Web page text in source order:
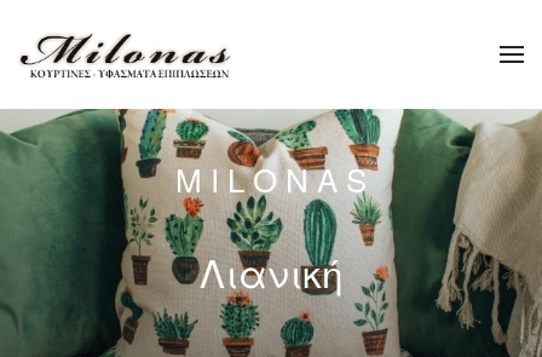
Skip to main content
M I L O N A S
Λιανική